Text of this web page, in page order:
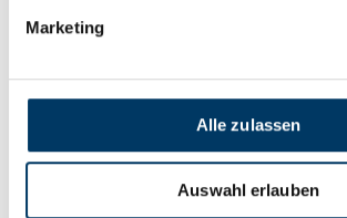
Marketing
Alle zulassen
Auswahl erlauben
Wenn der Traumurlaub nur
Wer online eine Reise bucht, kennt das:
dieselben Hochglanzbilder, auf jedem
Angebote. Die Bremer Plattform